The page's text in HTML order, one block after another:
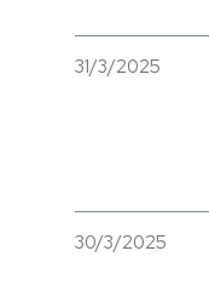
31/3/2025
30/3/2025